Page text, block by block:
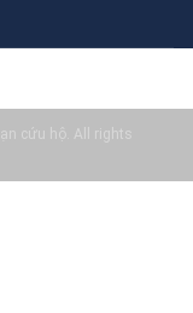
cứu hộ. All rights